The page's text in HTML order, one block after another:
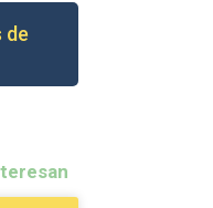
de